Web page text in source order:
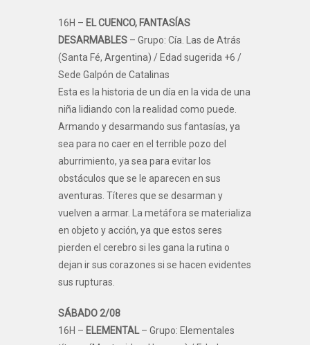
16H – EL CUENCO, FANTASÍAS
DESARMABLES – Grupo: Cía. Las de Atrás
(Santa Fé, Argentina) / Edad sugerida +6 /
Sede Galpón de Catalinas
Esta es la historia de un día en la vida de una
niña lidiando con la realidad como puede.
Armando y desarmando sus fantasías, ya
sea para no caer en el terrible pozo del
aburrimiento, ya sea para evitar los
obstáculos que se le aparecen en sus
aventuras. Títeres que se desarman y
vuelven a armar. La metáfora se materializa
en objeto y acción, ya que estos seres
pierden el cerebro si les gana la rutina o
dejan ir sus corazones si se hacen evidentes
sus rupturas.
SÁBADO 2/08
16H – ELEMENTAL– Grupo: Elementales